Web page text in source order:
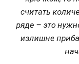
считать
ряде – это
излишне